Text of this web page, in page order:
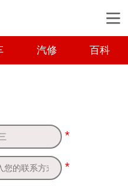
汽修 百科
*
*